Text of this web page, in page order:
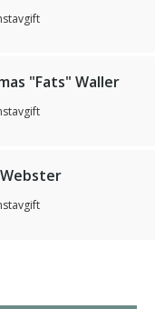
"Fats" Waller